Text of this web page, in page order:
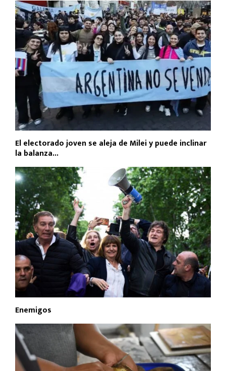
El electorado joven se aleja de Milei y puede inclinar
la balanza...
Enemigos